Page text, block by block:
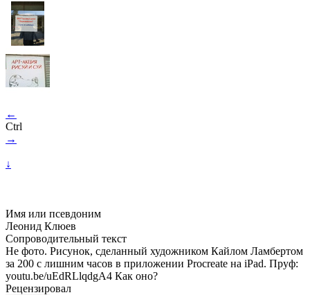
←
Ctrl
→
↓
Имя или псевдоним
Леонид Клюев
Сопроводительный текст
Не фото. Рисунок, сделанный художником Кайлом Ламбертом
за 200 с лишним часов в приложении Procreate на iPad. Пруф:
youtu.be/uEdRLlqdgA4 Как оно?
Рецензировал